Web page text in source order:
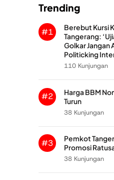
Trending
#1
Berebut Kursi
Tangerang:
Golkar Jangan
Politicking
110 Kunjungan
#2
Harga BBM
Turun
38 Kunjungan
#3
Pemkot
Promosi
38 Kunjungan